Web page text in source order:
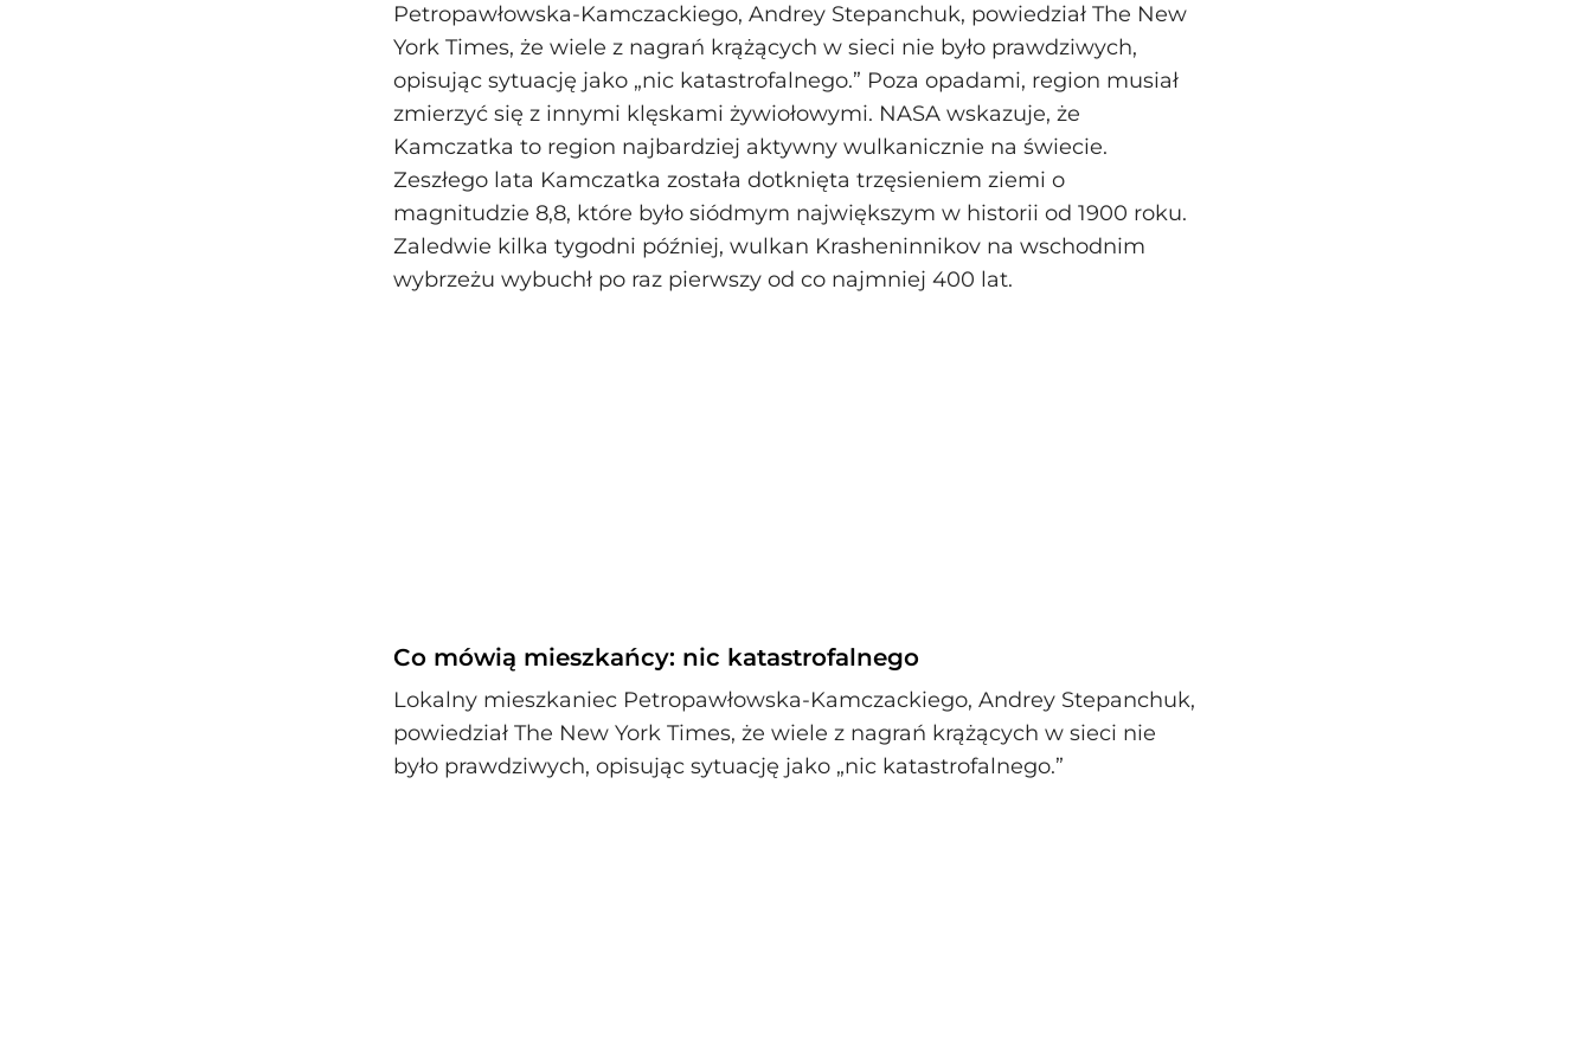
Petropawłowska-Kamczackiego, Andrey Stepanchuk, powiedział The New
York Times, że wiele z nagrań krążących w sieci nie było prawdziwych,
opisując sytuację jako „nic katastrofalnego.” Poza opadami, region musiał
zmierzyć się z innymi klęskami żywiołowymi. NASA wskazuje, że
Kamczatka to region najbardziej aktywny wulkanicznie na świecie.
Zeszłego lata Kamczatka została dotknięta trzęsieniem ziemi o
magnitudzie 8,8, które było siódmym największym w historii od 1900 roku.
Zaledwie kilka tygodni później, wulkan Krasheninnikov na wschodnim
wybrzeżu wybuchł po raz pierwszy od co najmniej 400 lat.
Co mówią mieszkańcy: nic katastrofalnego
Lokalny mieszkaniec Petropawłowska-Kamczackiego, Andrey Stepanchuk,
powiedział The New York Times, że wiele z nagrań krążących w sieci nie
było prawdziwych, opisując sytuację jako „nic katastrofalnego.”